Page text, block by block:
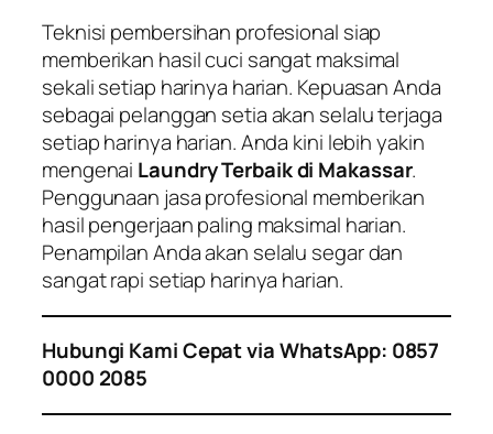
Teknisi pembersihan profesional siap
memberikan hasil cuci sangat maksimal
sekali setiap harinya harian. Kepuasan Anda
sebagai pelanggan setia akan selalu terjaga
setiap harinya harian. Anda kini lebih yakin
mengenai Laundry Terbaik di Makassar.
Penggunaan jasa profesional memberikan
hasil pengerjaan paling maksimal harian.
Penampilan Anda akan selalu segar dan
sangat rapi setiap harinya harian.
Hubungi Kami Cepat via WhatsApp: 0857
0000 2085